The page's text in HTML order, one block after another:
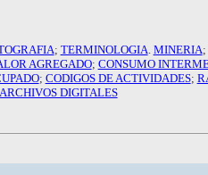
; TERMINOLOGIA MINERIA;
AGREGADO; CONSUMO
; CODIGOS DE ACTIVIDADES;
ARCHIVOS DIGITALES